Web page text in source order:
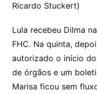
Ricardo Stuckert)
Lula recebeu Dilma
FHC. Na quinta,
autorizado o início
de órgãos e um
Marisa ficou sem